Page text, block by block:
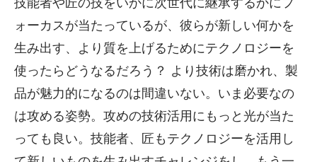
技能者や匠の技をいかに次世代に継承するかにフ
ォーカスが当たっているが、彼らが新しい何かを
生み出す、より質を上げるためにテクノロジーを
使ったらどうなるだろう？ より技術は磨かれ、製
品が魅力的になるのは間違いない。いま必要なの
は攻める姿勢。攻めの技術活用にもっと光が当た
っても良い。技能者、匠もテクノロジーを活用し